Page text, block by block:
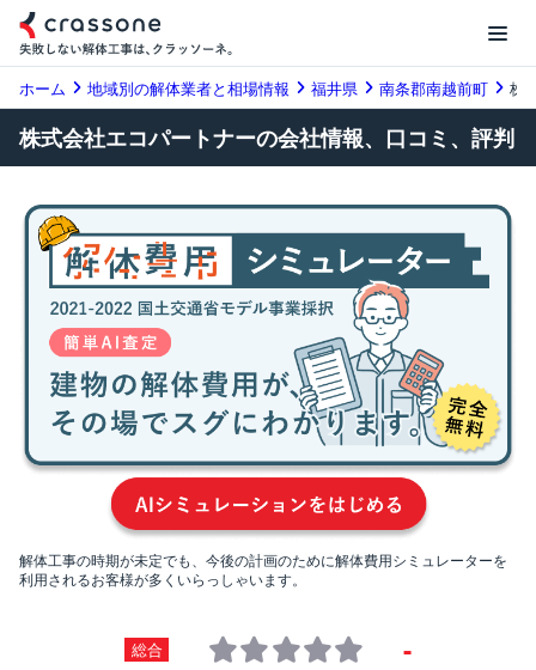
ホーム 地域別の解体業者と相場情報 福井県 南条郡南越前町 株
株式会社エコパートナーの会社情報、口コミ、評判
解体工事の時期が未定でも、今後の計画のために解体費用シミュレーターを
利用されるお客様が多くいらっしゃいます。
総合 -